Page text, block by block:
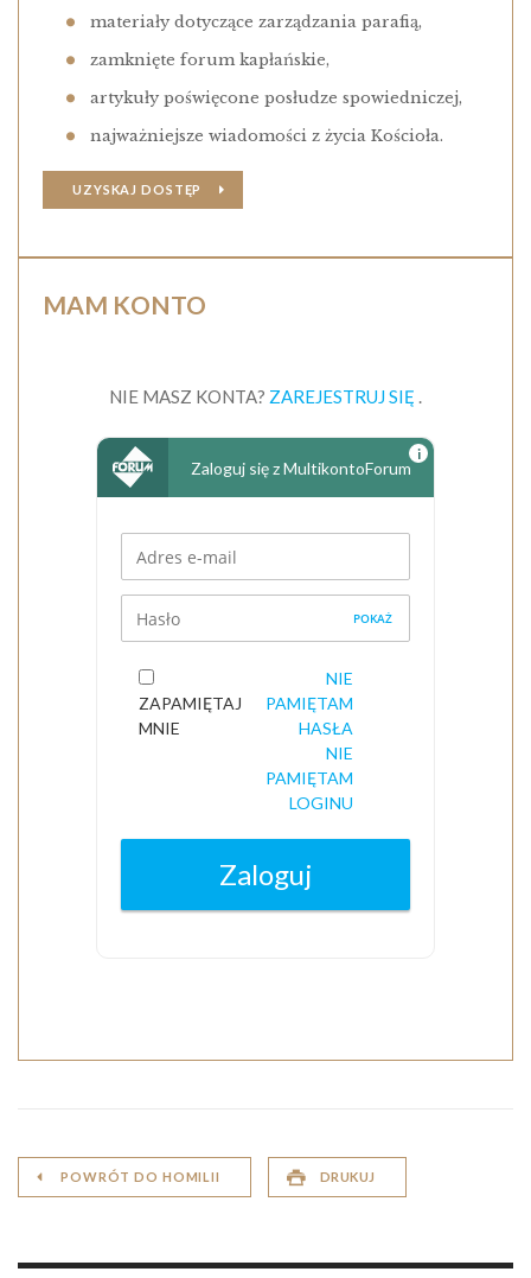
materiały dotyczące zarządzania parafią,
zamknięte forum kapłańskie,
artykuły poświęcone posłudze spowiedniczej,
najważniejsze wiadomości z życia Kościoła.
UZYSKAJ DOSTĘP
MAM KONTO
POWRÓT DO HOMILII DRUKUJ